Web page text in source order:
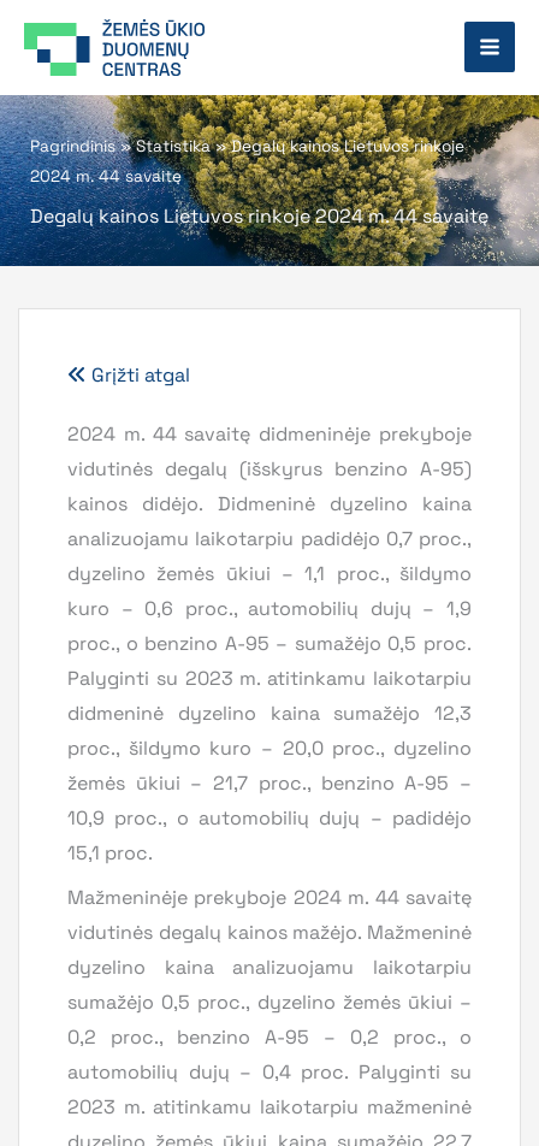
prie
Pagrindinis»Statistika»Degalų kainos Lietuvos rinkoje
2024 m. 44 savaitę
Degalų kainos Lietuvos rinkoje 2024 m. 44 savaitę
Grįžti atgal
2024 m. 44 savaitę didmeninėje prekyboje
vidutinės degalų (išskyrus benzino A-95)
kainos didėjo. Didmeninė dyzelino kaina
analizuojamu laikotarpiu padidėjo 0,7 proc.,
dyzelino žemės ūkiui – 1,1 proc., šildymo
kuro – 0,6 proc., automobilių dujų – 1,9
proc., o benzino A-95 – sumažėjo 0,5 proc.
Palyginti su 2023 m. atitinkamu laikotarpiu
didmeninė dyzelino kaina sumažėjo 12,3
proc., šildymo kuro – 20,0 proc., dyzelino
žemės ūkiui – 21,7 proc., benzino A-95 –
10,9 proc., o automobilių dujų – padidėjo
15,1 proc.
Mažmeninėje prekyboje 2024 m. 44 savaitę
vidutinės degalų kainos mažėjo. Mažmeninė
dyzelino kaina analizuojamu laikotarpiu
sumažėjo 0,5 proc., dyzelino žemės ūkiui –
0,2 proc., benzino A-95 – 0,2 proc., o
automobilių dujų – 0,4 proc. Palyginti su
2023 m. atitinkamu laikotarpiu mažmeninė